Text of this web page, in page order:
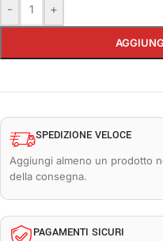
- +
SPEDIZIONE VELOCE
Aggiungi almeno un prodotto
della consegna.
PAGAMENTI SICURI